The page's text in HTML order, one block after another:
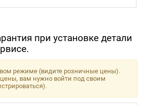
при установке детали
режиме (видите розничные цены).
вам нужно войти под своим